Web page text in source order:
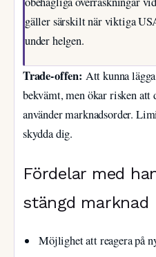
gäller särskilt när viktiga
under helgen.
Trade-offen: Att kunna
bekvämt, men ökar risken att
använder marknadsorder.
skydda dig.
Fördelar med
stängd marknad
Möjlighet att reagera på